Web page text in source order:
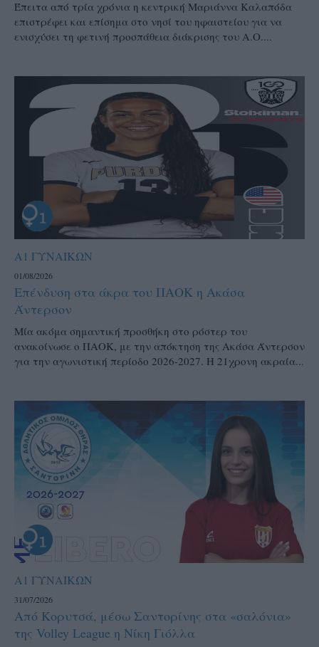
Έπειτα από τρία χρόνια η κεντρική Μαριάννα Καλαπόδα
επιστρέφει και επίσημα στο νησί του ηφαιστείου για να
ενισχύσει τη φετινή προσπάθεια διάκρισης του Α.Ο....
Α1 ΓΥΝΑΙΚΩΝ
01/08/2026
Επένδυση στα άκρα του ΠΑΟΚ η Ακάσα
Άντερσον
Μία ακόμα σημαντική προσθήκη στο ρόστερ του
ανακοίνωσε ο ΠΑΟΚ, με την απόκτηση της Ακάσα Άντερσον
για την αγωνιστική περίοδο 2026-2027. Η 21χρονη ακραία...
Α1 ΓΥΝΑΙΚΩΝ
31/07/2026
Από Κορυτσά, μέσω Σαντορίνης στα «σαλόνια»
της Volley League η Νίκη Γιόλλα